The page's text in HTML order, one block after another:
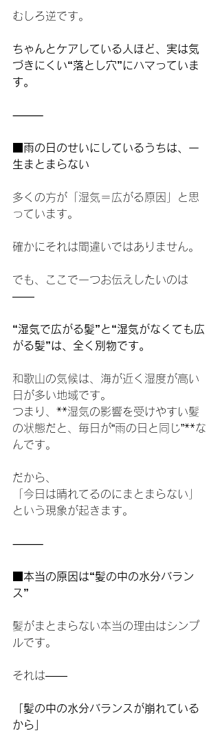
むしろ逆です。
ちゃんとケアしている人ほど、実は気
づきにくい“落とし穴”にハマっていま
す。
⸻
■雨の日のせいにしているうちは、一
生まとまらない
多くの方が「湿気＝広がる原因」と思
っています。
確かにそれは間違いではありません。
でも、ここで一つお伝えしたいのは
——
“湿気で広がる髪”と“湿気がなくても広
がる髪”は、全く別物です。
和歌山の気候は、海が近く湿度が高い
日が多い地域です。
つまり、**湿気の影響を受けやすい髪
の状態だと、毎日が“雨の日と同じ”**な
んです。
だから、
「今日は晴れてるのにまとまらない」
という現象が起きます。
⸻
■本当の原因は“髪の中の水分バラン
ス”
髪がまとまらない本当の理由はシンプ
ルです。
それは——
「髪の中の水分バランスが崩れている
から」